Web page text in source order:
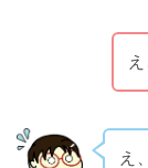
え